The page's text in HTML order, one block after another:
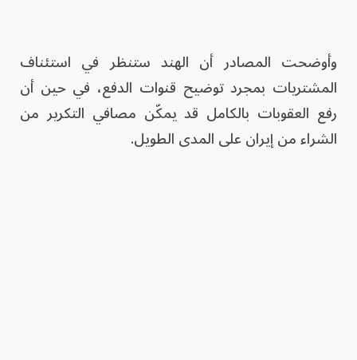
وأوضحت المصادر أن الهند ستنظر في استئناف
المشتريات بمجرد توضيح قنوات الدفع، في حين أن
رفع العقوبات بالكامل قد يمكّن مصافي التكرير من
الشراء من إيران على المدى الطويل.